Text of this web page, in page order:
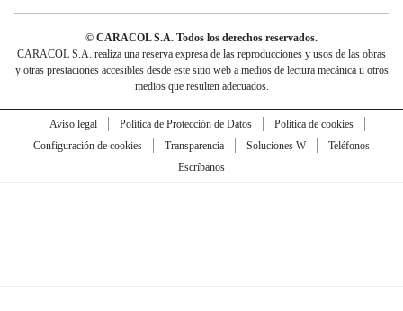
© CARACOL S.A. Todos los derechos reservados.
CARACOL S.A. realiza una reserva expresa de las reproducciones y usos de las obras
y otras prestaciones accesibles desde este sitio web a medios de lectura mecánica u otros
medios que resulten adecuados.
Aviso legal Política de Protección de Datos
Política de cookies
Configuración de cookies
Transparencia Soluciones W
Teléfonos
Escríbanos